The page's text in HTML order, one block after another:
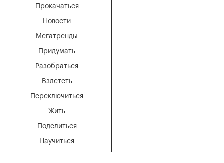
Мегатренды
Придумать
Разобраться
Взлететь
Новости
Переключиться
Жить
Поделиться
Научиться
Прокачаться